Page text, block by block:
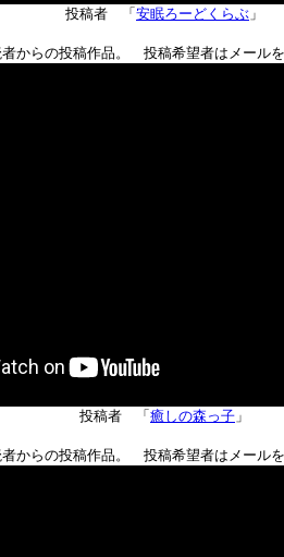
投稿者 「 安眠ろーどくらぶ 」
からの投稿作品。 投稿希望者はメール
投稿者 「 癒しの森っ子 」
からの投稿作品。 投稿希望者はメール